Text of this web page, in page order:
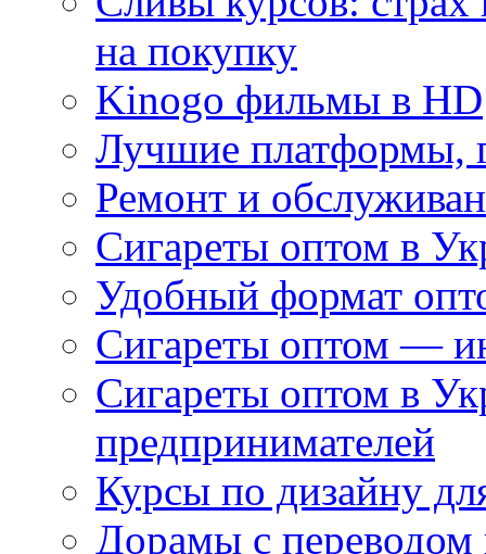
на покупку
Kinogo фильмы в HD
Лучшие платформы,
Ремонт и
Сигареты оптом в
Удобный формат
Сигареты оптом —
Сигареты оптом в
предпринимателей
Курсы по дизайну
Дорамы с переводом